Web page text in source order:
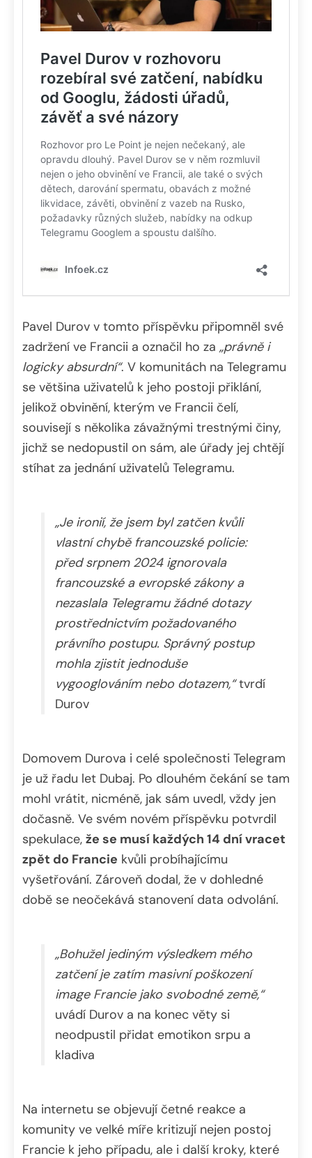
Pavel Durov v tomto příspěvku připomněl své
zadržení ve Francii a označil ho za „právně i
logicky absurdní“. V komunitách na Telegramu
se většina uživatelů k jeho postoji přiklání,
jelikož obvinění, kterým ve Francii čelí,
souvisejí s několika závažnými trestnými činy,
jichž se nedopustil on sám, ale úřady jej chtějí
stíhat za jednání uživatelů Telegramu.
„Je ironií, že jsem byl zatčen kvůli
vlastní chybě francouzské policie:
před srpnem 2024 ignorovala
francouzské a evropské zákony a
nezaslala Telegramu žádné dotazy
prostřednictvím požadovaného
právního postupu. Správný postup
mohla zjistit jednoduše
vygooglováním nebo dotazem,“tvrdí
Durov
Domovem Durova i celé společnosti Telegram
je už řadu let Dubaj. Po dlouhém čekání se tam
mohl vrátit, nicméně, jak sám uvedl, vždy jen
dočasně. Ve svém novém příspěvku potvrdil
spekulace, že se musí každých 14 dní vracet
zpět do Francie kvůli probíhajícímu
vyšetřování. Zároveň dodal, že v dohledné
době se neočekává stanovení data odvolání.
„Bohužel jediným výsledkem mého
zatčení je zatím masivní poškození
image Francie jako svobodné země,“
uvádí Durov a na konec věty si
neodpustil přidat emotikon srpu a
kladiva
Na internetu se objevují četné reakce a
komunity ve velké míře kritizují nejen postoj
Francie k jeho případu, ale i další kroky, které